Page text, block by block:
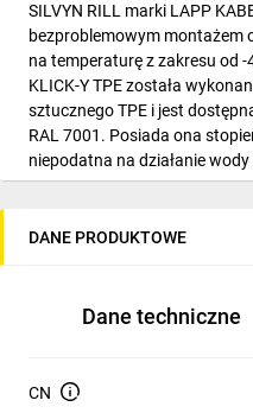
SILVYN RILL marki LAPP
bezproblemowym montażem
na temperaturę z zakresu od -
KLICK-Y TPE została
sztucznego TPE i jest
RAL 7001. Posiada ona
niepodatna na działanie
wyposażony w 3 złącza do
SILVYN KLICK-Y TPE jest
DANE PRODUKTOWE
Dane techniczne
CN